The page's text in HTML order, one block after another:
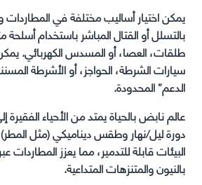
يمكن اختيار أساليب مختلفة في المطاردات
طلقات، العصا، أو المسدس الكهربائي.
سيارات الشرطة، الحواجز، أو الأشرطة
الدعم” المحدودة.
عالم نابض بالحياة يمتد من الأحياء الفقيرة
دورة ليل/نهار وطقس ديناميكي (مثل
البيئات قابلة للتدمير، مما يعزز المطاردات
بالنيون والمتنزهات المتداعية.